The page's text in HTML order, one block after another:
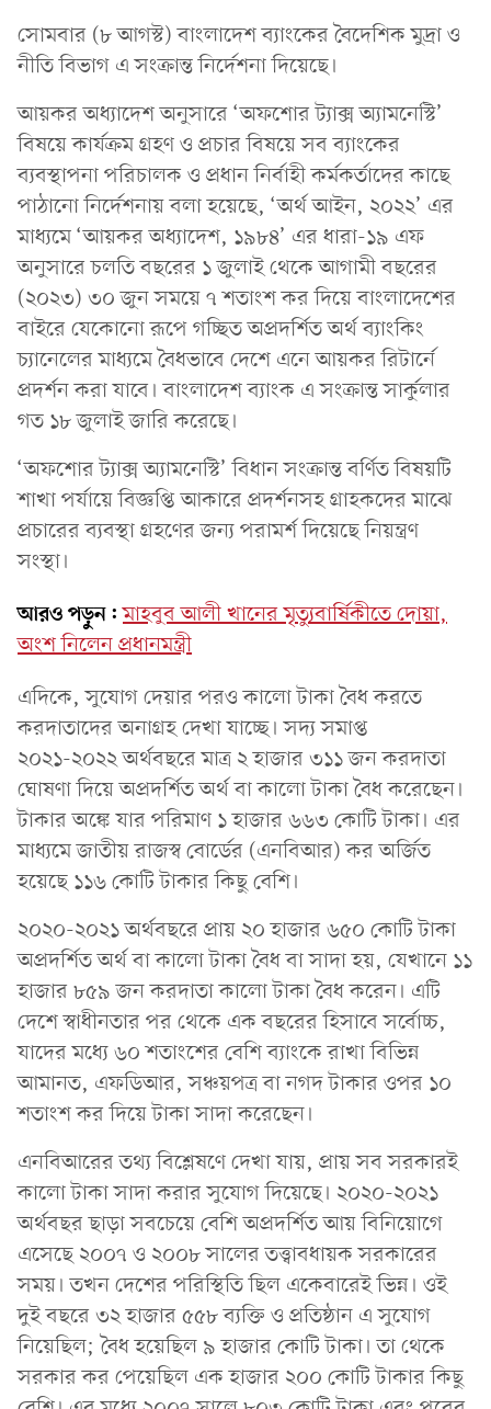
সোমবার (৮ আগস্ট) বাংলাদেশ ব্যাংকের বৈদেশিক মুদ্রা ও
নীতি বিভাগ এ সংক্রান্ত নির্দেশনা দিয়েছে।
আয়কর অধ্যাদেশ অনুসারে ‘অফশোর ট্যাক্স অ্যামনেস্টি’
বিষয়ে কার্যক্রম গ্রহণ ও প্রচার বিষয়ে সব ব্যাংকের
ব্যবস্থাপনা পরিচালক ও প্রধান নির্বাহী কর্মকর্তাদের কাছে
পাঠানো নির্দেশনায় বলা হয়েছে, ‘অর্থ আইন, ২০২২’ এর
মাধ্যমে ‘আয়কর অধ্যাদেশ, ১৯৮৪’ এর ধারা-১৯ এফ
অনুসারে চলতি বছরের ১ জুলাই থেকে আগামী বছরের
(২০২৩) ৩০ জুন সময়ে ৭ শতাংশ কর দিয়ে বাংলাদেশের
বাইরে যেকোনো রূপে গচ্ছিত অপ্রদর্শিত অর্থ ব্যাংকিং
চ্যানেলের মাধ্যমে বৈধভাবে দেশে এনে আয়কর রিটার্নে
প্রদর্শন করা যাবে। বাংলাদেশ ব্যাংক এ সংক্রান্ত সার্কুলার
গত ১৮ জুলাই জারি করেছে।
‘অফশোর ট্যাক্স অ্যামনেস্টি’ বিধান সংক্রান্ত বর্ণিত বিষয়টি
শাখা পর্যায়ে বিজ্ঞপ্তি আকারে প্রদর্শনসহ গ্রাহকদের মাঝে
প্রচারের ব্যবস্থা গ্রহণের জন্য পরামর্শ দিয়েছে নিয়ন্ত্রণ
সংস্থা।
আরও পড়ুন: মাহবুব আলী খানের মৃত্যুবার্ষিকীতে দোয়া,
অংশ নিলেন প্রধানমন্ত্রী
এদিকে, সুযোগ দেয়ার পরও কালো টাকা বৈধ করতে
করদাতাদের অনাগ্রহ দেখা যাচ্ছে। সদ্য সমাপ্ত
২০২১-২০২২ অর্থবছরে মাত্র ২ হাজার ৩১১ জন করদাতা
ঘোষণা দিয়ে অপ্রদর্শিত অর্থ বা কালো টাকা বৈধ করেছেন।
টাকার অঙ্কে যার পরিমাণ ১ হাজার ৬৬৩ কোটি টাকা। এর
মাধ্যমে জাতীয় রাজস্ব বোর্ডের (এনবিআর) কর অর্জিত
হয়েছে ১১৬ কোটি টাকার কিছু বেশি।
২০২০-২০২১ অর্থবছরে প্রায় ২০ হাজার ৬৫০ কোটি টাকা
অপ্রদর্শিত অর্থ বা কালো টাকা বৈধ বা সাদা হয়, যেখানে ১১
হাজার ৮৫৯ জন করদাতা কালো টাকা বৈধ করেন। এটি
দেশে স্বাধীনতার পর থেকে এক বছরের হিসাবে সর্বোচ্চ,
যাদের মধ্যে ৬০ শতাংশের বেশি ব্যাংকে রাখা বিভিন্ন
আমানত, এফডিআর, সঞ্চয়পত্র বা নগদ টাকার ওপর ১০
শতাংশ কর দিয়ে টাকা সাদা করেছেন।
এনবিআরের তথ্য বিশ্লেষণে দেখা যায়, প্রায় সব সরকারই
কালো টাকা সাদা করার সুযোগ দিয়েছে। ২০২০-২০২১
অর্থবছর ছাড়া সবচেয়ে বেশি অপ্রদর্শিত আয় বিনিয়োগে
এসেছে ২০০৭ ও ২০০৮ সালের তত্ত্বাবধায়ক সরকারের
সময়। তখন দেশের পরিস্থিতি ছিল একেবারেই ভিন্ন। ওই
দুই বছরে ৩২ হাজার ৫৫৮ ব্যক্তি ও প্রতিষ্ঠান এ সুযোগ
নিয়েছিল; বৈধ হয়েছিল ৯ হাজার কোটি টাকা। তা থেকে
সরকার কর পেয়েছিল এক হাজার ২০০ কোটি টাকার কিছু